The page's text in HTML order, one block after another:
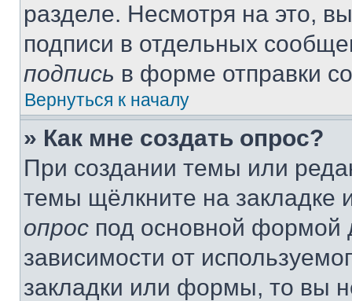
разделе. Несмотря на это,
подписи в отдельных
подпись в форме отправки
Вернуться к началу
» Как мне создать опрос?
При создании темы или
темы щёлкните на
опрос под основной формой
зависимости от
закладки или формы, то вы